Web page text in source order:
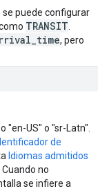
se puede configurar
TRANSIT
, pero
"en-US" o "sr-Latn".
de
Idiomas admitidos
no
se infiere a